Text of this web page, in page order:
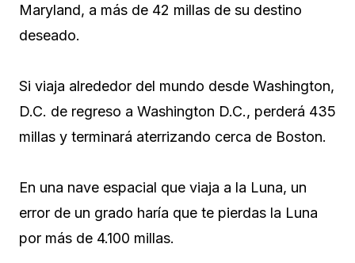
Maryland, a más de 42 millas de su destino
deseado.
Si viaja alrededor del mundo desde Washington,
D.C. de regreso a Washington D.C., perderá 435
millas y terminará aterrizando cerca de Boston.
En una nave espacial que viaja a la Luna, un
error de un grado haría que te pierdas la Luna
por más de 4.100 millas.